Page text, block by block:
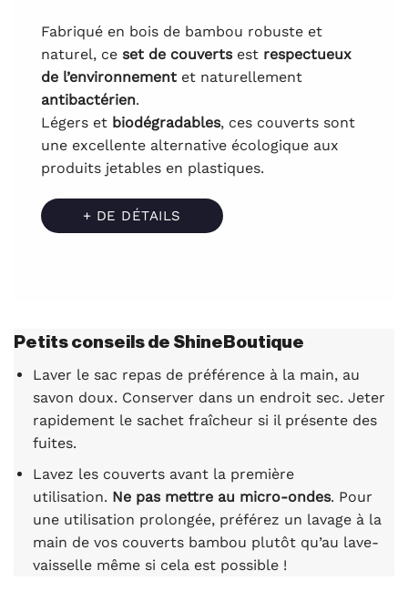
Fabriqué en bois de bambou robuste et
naturel, ce set de couverts est respectueux
de l’environnement et naturellement
antibactérien.
Légers et biodégradables, ces couverts sont
une excellente alternative écologique aux
produits jetables en plastiques.
+ DE DÉTAILS
Petits conseils de ShineBoutique
Laver le sac repas de préférence à la main, au
savon doux. Conserver dans un endroit sec. Jeter
rapidement le sachet fraîcheur si il présente des
fuites.
Lavez les couverts avant la première
utilisation. Ne pas mettre au micro-ondes. Pour
une utilisation prolongée, préférez un lavage à la
main de vos couverts bambou plutôt qu’au lave-
vaisselle même si cela est possible !